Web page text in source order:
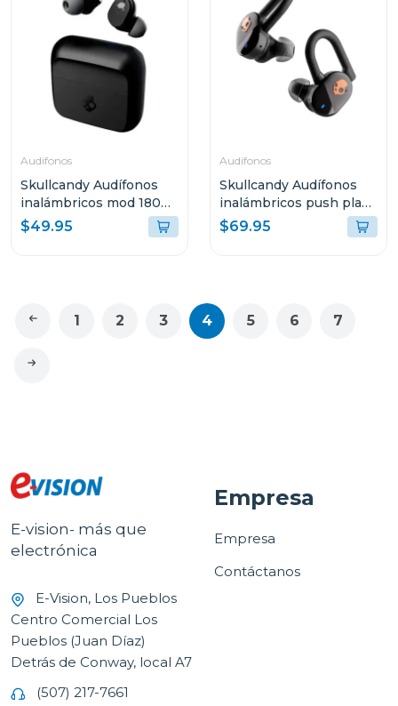
Audifonos
Skullcandy Audífonos
inalámbricos mod 180
negro s2mgw
$49.95
Audifonos
Skullcandy Audífonos
inalámbricos push play
active negro s749
$69.95
1 2 3 4 5 6 7
E-vision- más que
electrónica
E-Vision, Los Pueblos
Centro Comercial Los
Pueblos (Juan Díaz)
Detrás de Conway, local A7
(507) 217-7661
Empresa
Empresa
Contáctanos